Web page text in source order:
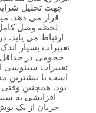
جهت تحلیل
قرار می دهد.
لحظه وصل کامل
ارتباط می یابد.
تغییرات بسیار
حجومی در
تغییرات سینوسی
است با بیشترین
بود. همچنین وقتی
افزایشی به
جریان از یک